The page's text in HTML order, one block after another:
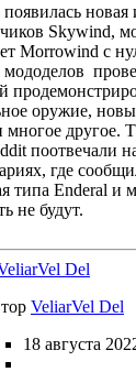
Skywind,
Morrowind с
оружие,
многое другое.
поотвечали
где
типа Enderal и
не будут.
VeliarVel Del
18 августа